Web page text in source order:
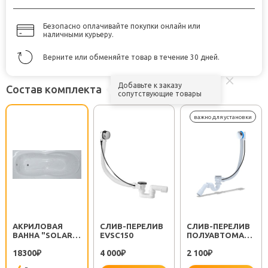
Безопасно оплачивайте покупки онлайн или
наличными курьеру.
Верните или обменяйте товар в течение 30 дней.
Состав комплекта
Добавьте к заказу
сопутствующие товары
АКРИЛОВАЯ
ВАННА "SOLAR
18300₽
CЛИВ-ПЕРЕЛИВ
EVSC150
4 000₽
CЛИВ-ПЕРЕЛИВ
ПОЛУАВТОМАТ
2 100₽